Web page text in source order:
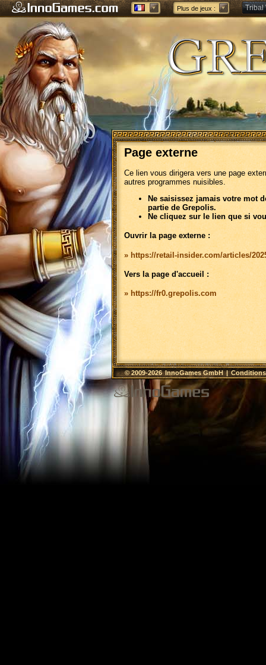
Plus de jeux : Tribal
Page externe
Ce lien vous dirigera vers une page
autres programmes nuisibles.
Ne saisissez jamais votre mot
partie de Grepolis.
Ne cliquez sur le lien que si
Ouvrir la page externe :
» https://retail-insider.com/articles/
Vers la page d'accueil :
» https://fr0.grepolis.com
© 2009-2026InnoGames GmbH|